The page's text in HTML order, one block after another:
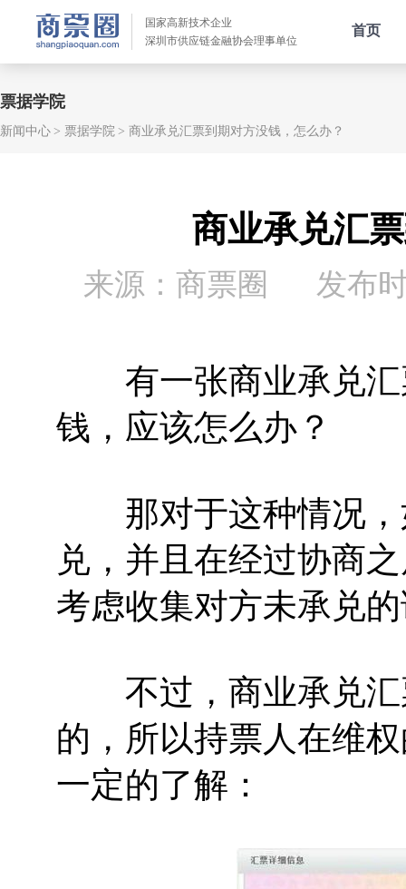
国家高新技术企业
深圳市供应链金融协会理事单位
首页
票据学院
新闻中心 票据学院 商业承兑汇票到期对方没钱，怎么办？
商业承兑汇
来源：商票圈 发布
有一张商业承兑汇
钱，应该怎么办？
那对于这种情况，
兑，并且在经过协商
考虑收集对方未承兑
不过，商业承兑汇
的，所以持票人在维
一定的了解：